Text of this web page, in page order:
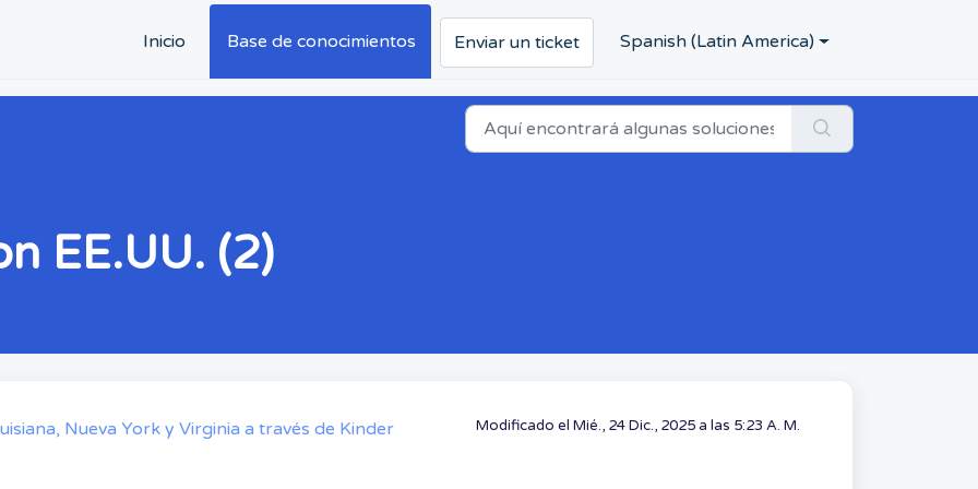
Inicio Base de conocimientos Enviar un ticket Spanish (Latin America)
EE.UU. (2)
Nueva York y Virginia a través de Kinder
Modificado el Mié., 24 Dic., 2025 a las 5:23 A. M.